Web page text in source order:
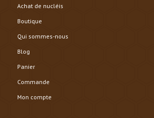
Achat de nucléis
Boutique
Qui sommes-nous
Blog
Panier
Commande
Mon compte